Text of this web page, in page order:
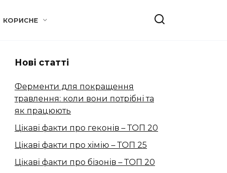
КОРИСНЕ
Нові статті
Ферменти для покращення
травлення: коли вони потрібні та
як працюють
Цікаві факти про геконів – ТОП 20
Цікаві факти про хімію – ТОП 25
Цікаві факти про бізонів – ТОП 20